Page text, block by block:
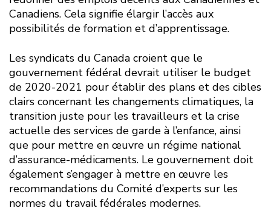
Canadiens. Cela signifie élargir l’accès aux
possibilités de formation et d’apprentissage.
Les syndicats du Canada croient que le
gouvernement fédéral devrait utiliser le budget
de 2020-2021 pour établir des plans et des cibles
clairs concernant les changements climatiques, la
transition juste pour les travailleurs et la crise
actuelle des services de garde à l’enfance, ainsi
que pour mettre en œuvre un régime national
d’assurance-médicaments. Le gouvernement doit
également s’engager à mettre en œuvre les
recommandations du Comité d’experts sur les
normes du travail fédérales modernes.